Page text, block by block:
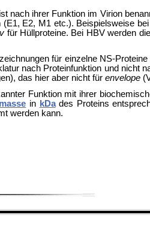
nach ihrer Funktion im Virion
(E1, E2, M1 etc.). Beispielsweise
für Hüllproteine. Bei HBV werden
für einzelne NS-
nach Proteinfunktion und nicht
das hier aber nicht für envelope
Funktion mit ihrer
in kDades Proteins
werden kann.